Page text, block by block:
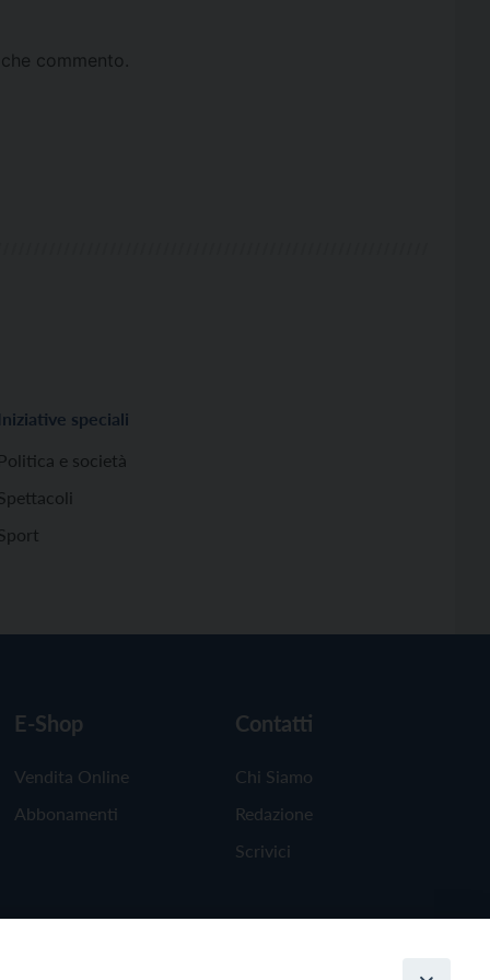
commento.
Iniziative speciali
Politica e società
E-Shop
Vendita Online
Abbonamenti
Contatti
Chi Siamo
Redazione
Scrivici